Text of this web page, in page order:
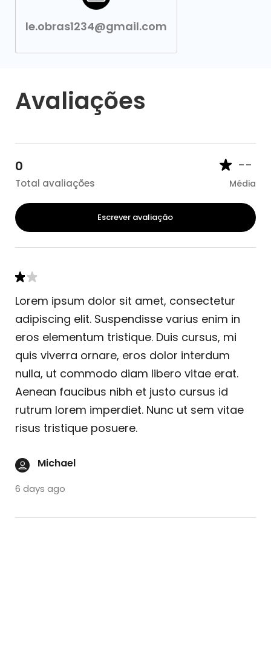
le.obras1234@gmail.com
Avaliações
0
Total avaliações
--
Média
Escrever avaliação
Lorem ipsum dolor sit amet, consectetur
adipiscing elit. Suspendisse varius enim in
eros elementum tristique. Duis cursus, mi
quis viverra ornare, eros dolor interdum
nulla, ut commodo diam libero vitae erat.
Aenean faucibus nibh et justo cursus id
rutrum lorem imperdiet. Nunc ut sem vitae
risus tristique posuere.
Michael
6 days ago